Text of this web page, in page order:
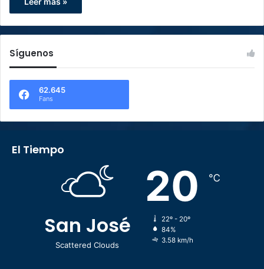
Síguenos
62.645
Fans
El Tiempo
San José
Scattered Clouds
20 ℃
22º - 20º
84%
3.58 km/h